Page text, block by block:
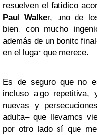
resuelven el fatídico
Paul Walker, uno de
bien, con mucho
además de un bonito
en el lugar que merece.
Es de seguro que no
incluso algo
nuevas y
adulta– que llevamos
por otro lado sí que